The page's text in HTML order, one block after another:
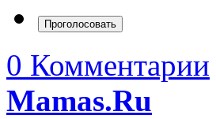
0 Комментарии
Mamas.Ru